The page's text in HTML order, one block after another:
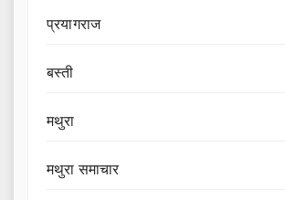
प्रयागराज
बस्ती
मथुरा
मथुरा समाचार